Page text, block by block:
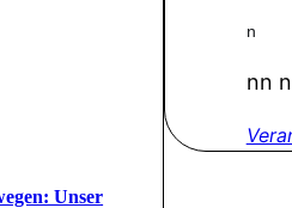
Unser
n
nn n